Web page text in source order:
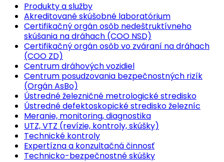
Produkty a služby
Akreditované skúšobné laboratórium
Certifikačný orgán osôb nedeštruktívneho
skúšania na dráhach (COO NSD)
Certifikačný orgán osôb vo zváraní na dráhach
(COO ZD)
Centrum dráhových vozidiel
Centrum posudzovania bezpečnostných rizík
(Orgán AsBo)
Ústredné železničné metrologické stredisko
Ústredné defektoskopické stredisko železníc
Meranie, monitoring, diagnostika
UTZ, VTZ (revízie, kontroly, skúšky)
Technické kontroly
Expertízna a konzultačná činnosť
Technicko-bezpečnostné skúšky